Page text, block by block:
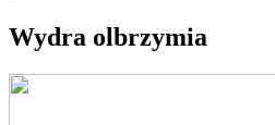
Wydra olbrzymia